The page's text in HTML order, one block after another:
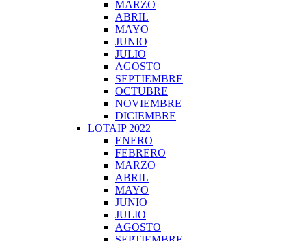
MARZO
ABRIL
MAYO
JUNIO
JULIO
AGOSTO
SEPTIEMBRE
OCTUBRE
NOVIEMBRE
DICIEMBRE
LOTAIP 2022
ENERO
FEBRERO
MARZO
ABRIL
MAYO
JUNIO
JULIO
AGOSTO